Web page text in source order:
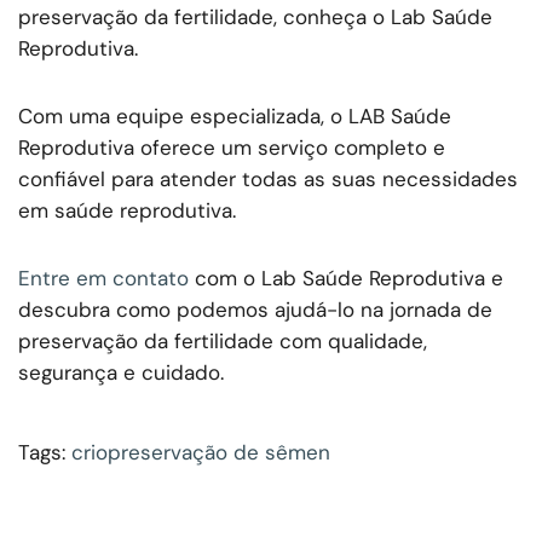
preservação da fertilidade, conheça o Lab Saúde
Reprodutiva.
Com uma equipe especializada, o LAB Saúde
Reprodutiva oferece um serviço completo e
confiável para atender todas as suas necessidades
em saúde reprodutiva.
Entre em contato com o Lab Saúde Reprodutiva e
descubra como podemos ajudá-lo na jornada de
preservação da fertilidade com qualidade,
segurança e cuidado.
Tags: criopreservação de sêmen